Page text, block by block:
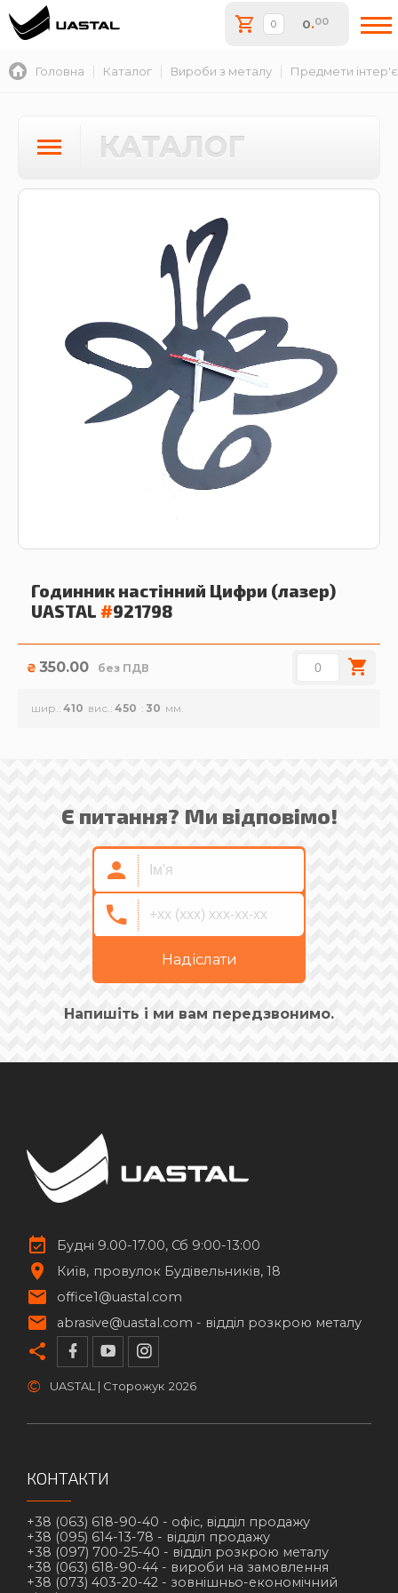
0.00
Головна Каталог Вироби з металу Предмети
КАТАЛОГ
Годинник настінний Цифри (лазер)
UASTAL #921798
₴ 350.00 без ПДВ
шир. 410 вис. 450 30
Є питання? Ми відповімо!
Надіслати
Напишіть і ми вам передзвонимо.
Будні 9.00-17.00, Сб 9:00-13:00
Київ
провулок Будівельників, 18
office1@uastal.com
abrasive@uastal.com - відділ розкрою металу
© UASTAL | Сторожук 2026
КОНТАКТИ
+38 (063) 618-90-40 - офіс, відділ продажу
+38 (095) 614-13-78 - відділ продажу
+38 (097) 700-25-40 - відділ розкрою металу
+38 (063) 618-90-44 - вироби на замовлення
+38 (073) 403-20-42 - зовнішньо-економічний